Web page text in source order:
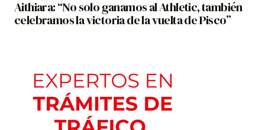
Aithiara: “No solo ganamos al Athletic, también
celebramos la victoria de la vuelta de Pisco”